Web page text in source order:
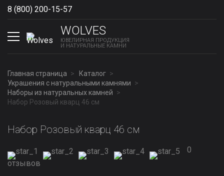
8 (800) 200-15-57
WOLVES
ЮВЕЛИРНАЯ ПРОДУКЦИЯ
И НАТУРАЛЬНЫЕ КАМНИ
Главная страница
Каталог
Украшения с натуральными камнями
Наборы из натуральных камней
Набор Розовый кварц 46 см
Набор Розовый кварц 46 см
0
отзывов